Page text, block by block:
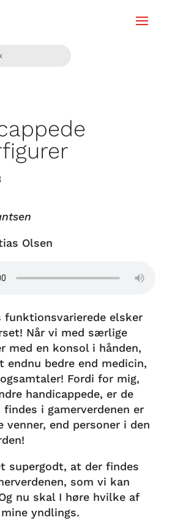
Olsen
funktionsvarierede elsker
Når vi med særlige
med en konsol i hånden,
endnu bedre end medicin,
Fordi for mig,
handicappede, er de
i gamerverdenen er
venner, end personer i den
supergodt, at der findes
som vi kan
nu skal I høre hvilke af
yndlings.